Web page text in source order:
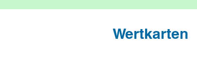
Wertkarten